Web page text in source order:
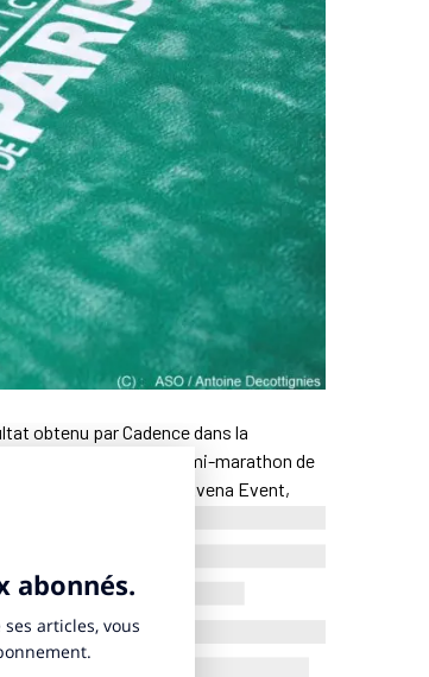
obtenu par Cadence dans la
du marathon et du semi-marathon de
du projet, Keneo et Avena Event,
Cadence obtient 10 sur 10. Son offre
de l’image touristique classique. Le